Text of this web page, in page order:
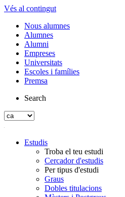
Vés al contingut
Nous alumnes
Alumnes
Alumni
Empreses
Universitats
Escoles i famílies
Premsa
Search
Estudis
Troba el teu estudi
Cercador d'estudis
Per tipus d'estudi
Graus
Dobles titulacions